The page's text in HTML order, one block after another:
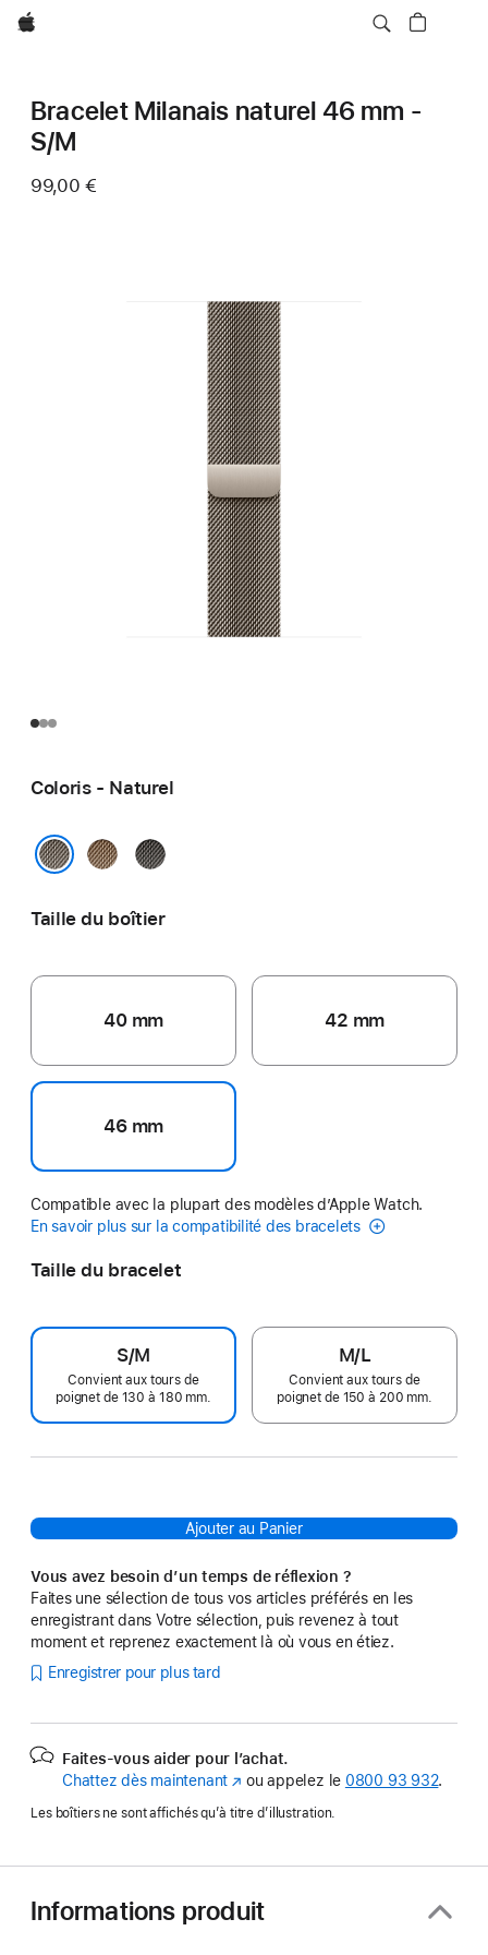
Apple
Bracelet Milanais naturel 46 mm -
S/M
99,00 €
Coloris - Naturel
Or Ardoise
Taille du boîtier
40 mm 42 mm
46 mm
Compatible avec la plupart des modèles d’Apple Watch.
En savoir plus sur la compatibilité des bracelets
Taille du bracelet
S/M
Convient aux tours de
poignet de 130 à 180 mm.
M/L
Convient aux tours de
poignet de 150 à 200 mm.
Ajouter au Panier
Vous avez besoin d’un temps de réflexion ?
Faites une sélection de tous vos articles préférés en les
enregistrant dans Votre sélection, puis revenez à tout
moment et reprenez exactement là où vous en étiez.
Enregistrer pour plus tard
Faites-vous aider pour l’achat.
Chattez dès maintenant (s’ouvre
une
fenêtre)
ou appelez le 0800 93 932.
Les boîtiers ne sont affichés qu’à titre d’illustration.
Informations produit